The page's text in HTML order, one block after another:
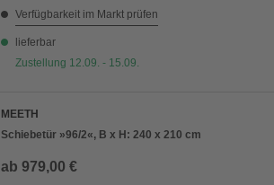
Verfügbarkeit im Markt prüfen
lieferbar
Zustellung 12.09. - 15.09.
MEETH
Schiebetür »96/2«, B x H: 240 x 210 cm
ab 979,00 €